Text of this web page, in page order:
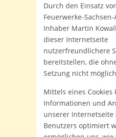
Durch den Einsatz
Feuerwerke-
Inhaber Martin
dieser Internetseite
nutzerfreundlichere
bereitstellen, die
Setzung nicht
Mittels eines Cookies
Informationen und
unserer Internetseite
Benutzers optimiert